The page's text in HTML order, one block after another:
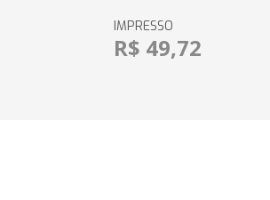
IMPRESSO
R$ 49,72